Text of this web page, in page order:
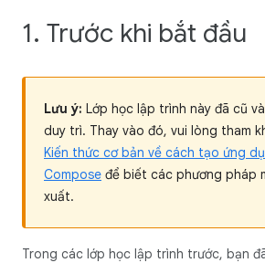
1. Trước khi bắt đầu
Lưu ý: Lớp học lập trình này đã cũ
duy trì. Thay vào đó, vui lòng tham
Kiến thức cơ bản về cách tạo ứng
Compose để biết các phương pháp
xuất.
Trong các lớp học lập trình trước, bạn